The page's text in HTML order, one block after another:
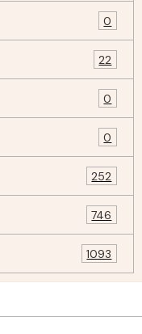
0
22
0
0
252
746
1093